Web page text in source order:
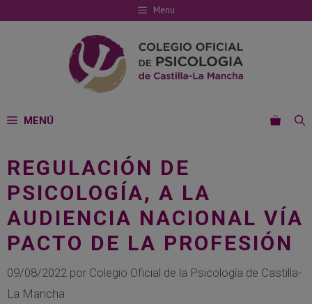
al
Menu
MENÚ
REGULACIÓN DE
PSICOLOGÍA, A LA
AUDIENCIA NACIONAL VÍA
PACTO DE LA PROFESIÓN
09/08/2022 por Colegio Oficial de la Psicología de Castilla-
La Mancha